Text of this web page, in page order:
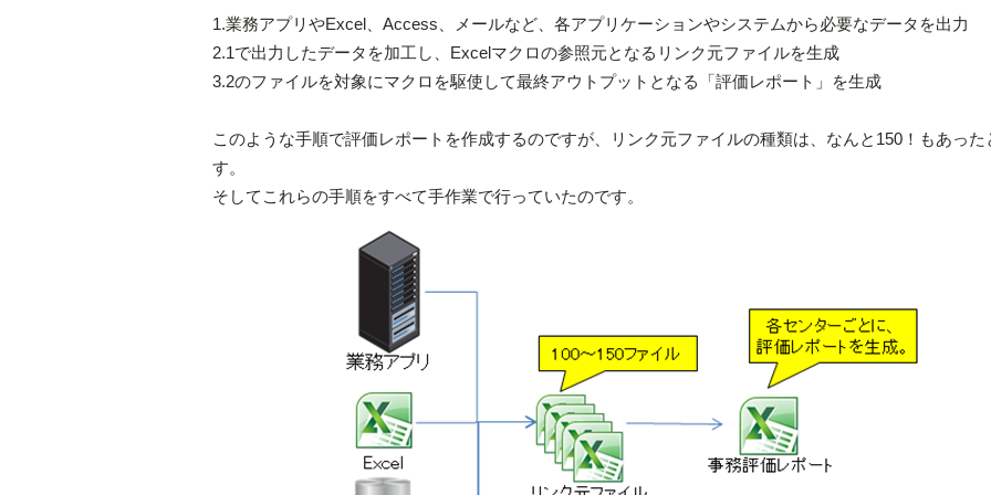
1.業務アプリやExcel、Access、メールなど、各アプリケーションやシステムから必要なデータを出力
2.1で出力したデータを加工し、Excelマクロの参照元となるリンク元ファイルを生成
3.2のファイルを対象にマクロを駆使して最終アウトプットとなる「評価レポート」を生成
このような手順で評価レポートを作成するのですが、リンク元ファイルの種類は、なんと150！もあった
す。
そしてこれらの手順をすべて手作業で行っていたのです。